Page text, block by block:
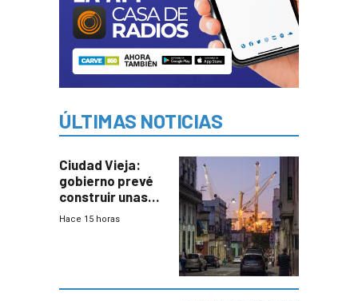
ÚLTIMAS NOTICIAS
Ciudad Vieja:
gobierno prevé
construir unas
mil viviendas en
Hace 15 horas